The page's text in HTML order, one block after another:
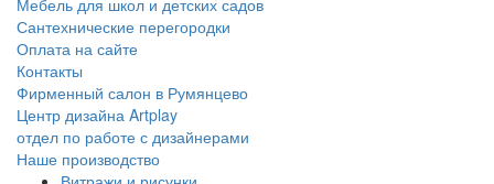
Мебель для школ и детских садов
Сантехнические перегородки
Оплата на сайте
Контакты
Фирменный салон в Румянцево
Центр дизайна Artplay
отдел по работе с дизайнерами
Наше производство